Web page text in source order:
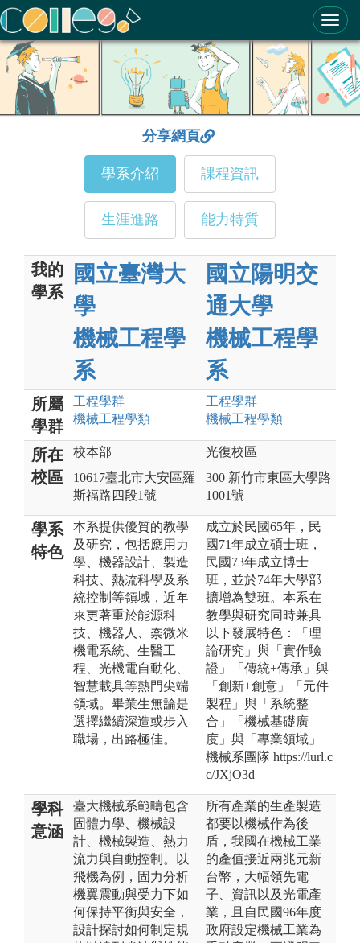
ColleGo! 大學選才與高中育才輔助系統
分享網頁
學系介紹 課程資訊
生涯進路 能力特質
我的
學系
國立臺灣大
學
機械工程學
系
國立陽明交
通大學
機械工程學
系
所屬
學群
工程學群
機械工程學類
工程學群
機械工程學類
所在
校區
校本部
10617臺北市大安區羅
斯福路四段1號
光復校區
300 新竹市東區大學路
1001號
學系
特色
本系提供優質的教學
及研究，包括應用力
學、機器設計、製造
科技、熱流科學及系
統控制等領域，近年
來更著重於能源科
技、機器人、奈微米
機電系統、生醫工
程、光機電自動化、
智慧載具等熱門尖端
領域。畢業生無論是
選擇繼續深造或步入
職場，出路極佳。
成立於民國65年，民
國71年成立碩士班，
民國73年成立博士
班，並於74年大學部
擴增為雙班。本系在
教學與研究同時兼具
以下發展特色：「理
論研究」與「實作驗
證」「傳統+傳承」與
「創新+創意」「元件
製程」與「系統整
合」「機械基礎廣
度」與「專業領域」
機械系團隊 https://lurl.c
c/JXjO3d
學科
意涵
臺大機械系範疇包含
固體力學、機械設
計、機械製造、熱力
流力與自動控制。以
飛機為例，固力分析
機翼震動與受力下如
何保持平衡與安全，
設計探討如何制定規
所有產業的生產製造
都要以機械作為後
盾，我國在機械工業
的產值接近兩兆元新
台幣，大幅領先電
子、資訊以及光電產
業，且自民國96年度
政府設定機械工業為